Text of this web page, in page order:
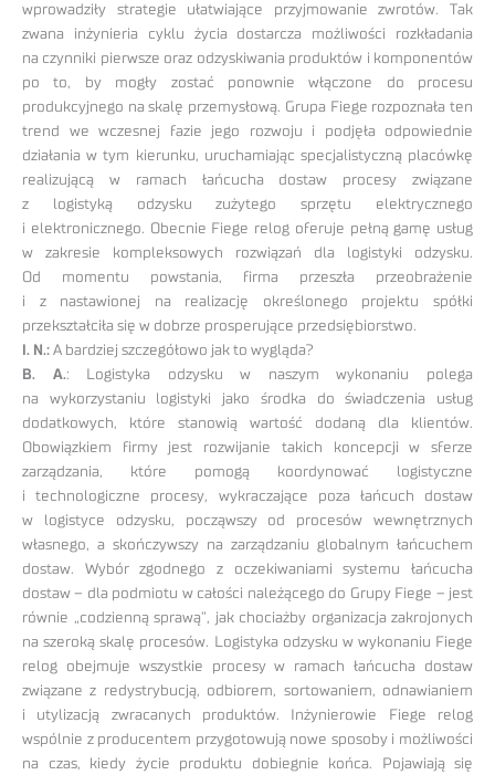
wprowadziły strategie ułatwiające przyjmowanie zwrotów. Tak
zwana inżynieria cyklu życia dostarcza możliwości rozkładania
na czynniki pierwsze oraz odzyskiwania produktów i komponentów
po to, by mogły zostać ponownie włączone do procesu
produkcyjnego na skalę przemysłową. Grupa Fiege rozpoznała ten
trend we wczesnej fazie jego rozwoju i podjęła odpowiednie
działania w tym kierunku, uruchamiając specjalistyczną placówkę
realizującą w ramach łańcucha dostaw procesy związane
z logistyką odzysku zużytego sprzętu elektrycznego
i elektronicznego. Obecnie Fiege relog oferuje pełną gamę usług
w zakresie kompleksowych rozwiązań dla logistyki odzysku.
Od momentu powstania, firma przeszła przeobrażenie
i z nastawionej na realizację określonego projektu spółki
przekształciła się w dobrze prosperujące przedsiębiorstwo.
I. N.: A bardziej szczegółowo jak to wygląda?
B. A.: Logistyka odzysku w naszym wykonaniu polega
na wykorzystaniu logistyki jako środka do świadczenia usług
dodatkowych, które stanowią wartość dodaną dla klientów.
Obowiązkiem firmy jest rozwijanie takich koncepcji w sferze
zarządzania, które pomogą koordynować logistyczne
i technologiczne procesy, wykraczające poza łańcuch dostaw
w logistyce odzysku, począwszy od procesów wewnętrznych
własnego, a skończywszy na zarządzaniu globalnym łańcuchem
dostaw. Wybór zgodnego z oczekiwaniami systemu łańcucha
dostaw – dla podmiotu w całości należącego do Grupy Fiege – jest
równie „codzienną sprawą”, jak chociażby organizacja zakrojonych
na szeroką skalę procesów. Logistyka odzysku w wykonaniu Fiege
relog obejmuje wszystkie procesy w ramach łańcucha dostaw
związane z redystrybucją, odbiorem, sortowaniem, odnawianiem
i utylizacją zwracanych produktów. Inżynierowie Fiege relog
wspólnie z producentem przygotowują nowe sposoby i możliwości
na czas, kiedy życie produktu dobiegnie końca. Pojawiają się